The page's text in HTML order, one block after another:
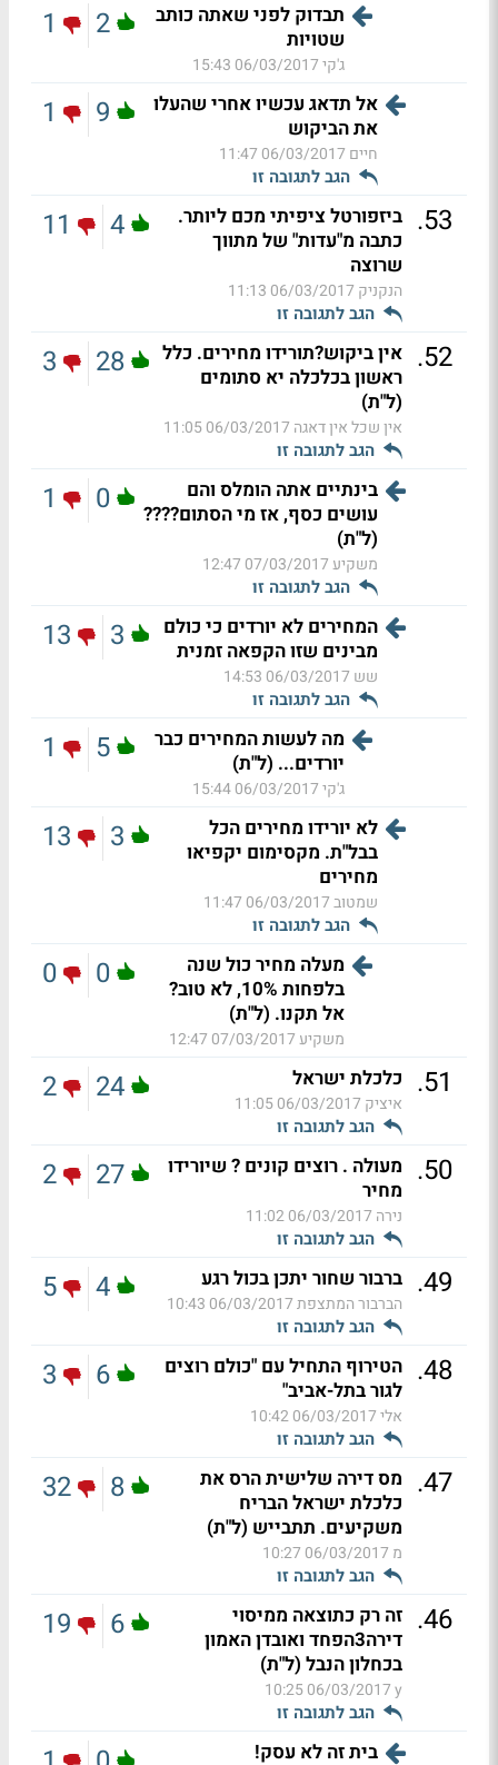
תבדוק לפני שאתה כותב
שטויות
ג'קי06/03/2017 15:43
2
1
אל תדאג עכשיו אחרי שהעלו
את הביקוש
חיים 06/03/2017 11:47
הגב לתגובה זו
9
1
53
. ביזפורטל ציפיתי מכם ליותר.
כתבה מ"עדות" של מתווך
שרוצה
הנקניק 06/03/2017 11:13
הגב לתגובה זו
4
11
52
. אין ביקוש?תורידו מחירים. כלל
ראשון בכלכלה יא סתומים
(ל"ת)
אין שכל אין דאגה 06/03/2017 11:05
הגב לתגובה זו
28
3
בינתיים אתה הומלס והם
עושים כסף, אז מי הסתום????
(ל"ת)
משקיע07/03/2017 12:47
הגב לתגובה זו
0
1
המחירים לא יורדים כי כולם
מבינים שזו הקפאה זמנית
שש 06/03/2017 14:53
הגב לתגובה זו
3
13
מה לעשות המחירים כבר
יורדים... (ל"ת)
ג'קי06/03/2017 15:44
5
1
לא יורידו מחירים הכל
בבל"ת. מקסימום יקפיאו
מחירים
שמטוב06/03/2017 11:47
הגב לתגובה זו
3
13
מעלה מחיר כול שנה
בלפחות 10%, לא טוב?
אל תקנו. (ל"ת)
משקיע07/03/2017 12:47
0
0
51
. כלכלת ישראל
איציק 06/03/2017 11:05
הגב לתגובה זו
24
2
50
.
מעולה . רוצים קונים ? שיורידו
מחיר
נירה 06/03/2017 11:02
הגב לתגובה זו
27
2
49
. ברבור שחור יתכן בכול רגע
הברבור המתצפת06/03/2017 10:43
הגב לתגובה זו
4
5
48
. הטירוף התחיל עם "כולם רוצים
לגור בתל-אביב"
אלי06/03/2017 10:42
הגב לתגובה זו
6
3
47
. מס דירה שלישית הרס את
כלכלת ישראל הבריח
משקיעים. תתבייש (ל"ת)
מ 06/03/2017 10:27
הגב לתגובה זו
8
32
46
. זה רק כתוצאה ממיסוי
דירה3הפחד ואובדן האמון
בכחלון הנבל (ל"ת)
y
06/03/2017 10:25
הגב לתגובה זו
6
19
בית זה לא עסק!